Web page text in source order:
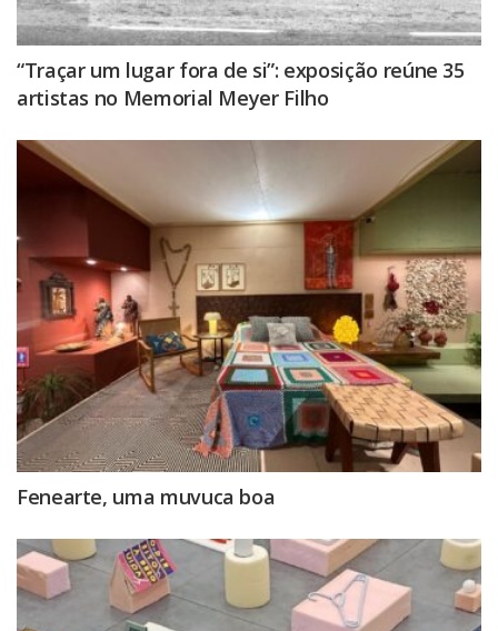
“Traçar um lugar fora de si”: exposição reúne 35
artistas no Memorial Meyer Filho
Fenearte, uma muvuca boa